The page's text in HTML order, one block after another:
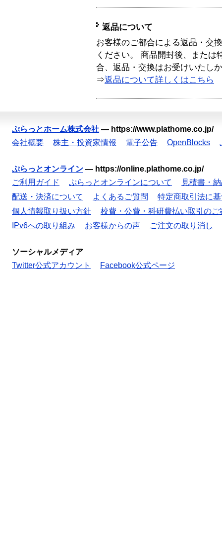
返品について
お客様のご都合による返品・交
ください。 商品開封後、または
合、返品・交換はお受けいたし
⇒返品について詳しくはこちら
ぷらっとホーム株式会社 — https://www.plathome.co.jp/
会社概要
株主・投資家情報 電子公告 OpenBlocks
ぷらっとオンライン — https://online.plathome.co.jp/
ご利用ガイド
ぷらっとオンラインについて
見積書・
配送・決済について
よくあるご質問
特定商取引法に
個人情報取り扱い方針
校費・公費・科研費払い取引のご
IPv6への取り組み
お客様からの声 ご注文の取り消し
ソーシャルメディア
Twitter公式アカウント
Facebook公式ページ